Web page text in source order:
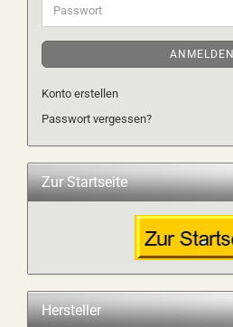
Passwort
ANMELDEN
Konto erstellen
Passwort vergessen?
Zur Startseite
Hersteller